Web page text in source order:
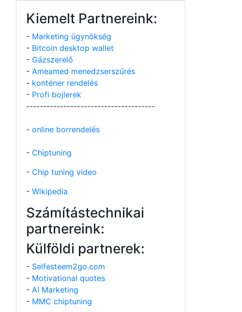
Kiemelt Partnereink:
- Marketing ügynökség
- Bitcoin desktop wallet
- Gázszerelő
- Ameamed menedzserszűrés
- konténer rendelés
- Profi bojlerek
--------------------------------------
- online borrendelés
- Chiptuning
- Chip tuning video
- Wikipedia
Számítástechnikai
partnereink:
Külföldi partnerek:
- Selfesteem2go.com
- Motivational quotes
- AI Marketing
- MMC chiptuning